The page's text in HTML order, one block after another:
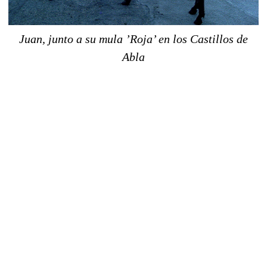
Juan, junto a su mula ’Roja’ en los Castillos de
Abla